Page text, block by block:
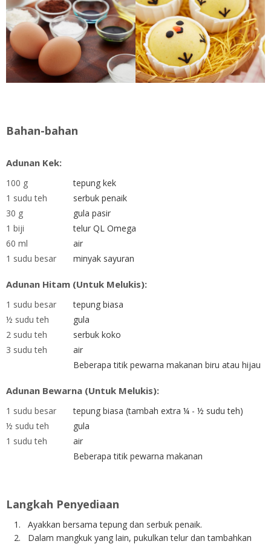
Bahan-bahan
Adunan Kek:
100 g
tepung kek
1 sudu teh
serbuk penaik
30 g
gula pasir
1 biji
telur QL Omega
60 ml
air
1 sudu besar
minyak sayuran
Adunan Hitam (Untuk Melukis):
1 sudu besar
tepung biasa
½ sudu teh
gula
2 sudu teh
serbuk koko
3 sudu teh
air
Beberapa titik pewarna makanan biru atau hijau
Adunan Bewarna (Untuk Melukis):
1 sudu besar
tepung biasa (tambah extra ¼ - ½ sudu teh)
½ sudu teh
gula
1 sudu teh
air
Beberapa titik pewarna makanan
Langkah Penyediaan
Ayakkan bersama tepung dan serbuk penaik.
Dalam mangkuk yang lain, pukulkan telur dan tambahkan